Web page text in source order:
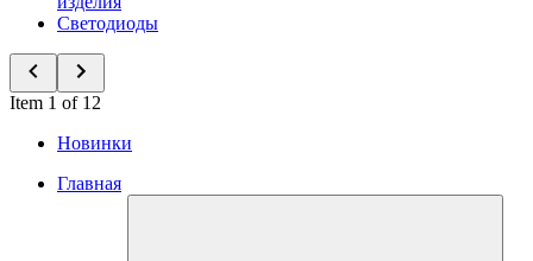
Светодиоды
Item 1 of 12
Новинки
Главная